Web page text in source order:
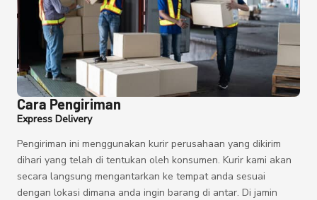
Cara Pengiriman
Express Delivery
Pengiriman ini menggunakan kurir perusahaan yang dikirim
dihari yang telah di tentukan oleh konsumen. Kurir kami akan
secara langsung mengantarkan ke tempat anda sesuai
dengan lokasi dimana anda ingin barang di antar. Di jamin